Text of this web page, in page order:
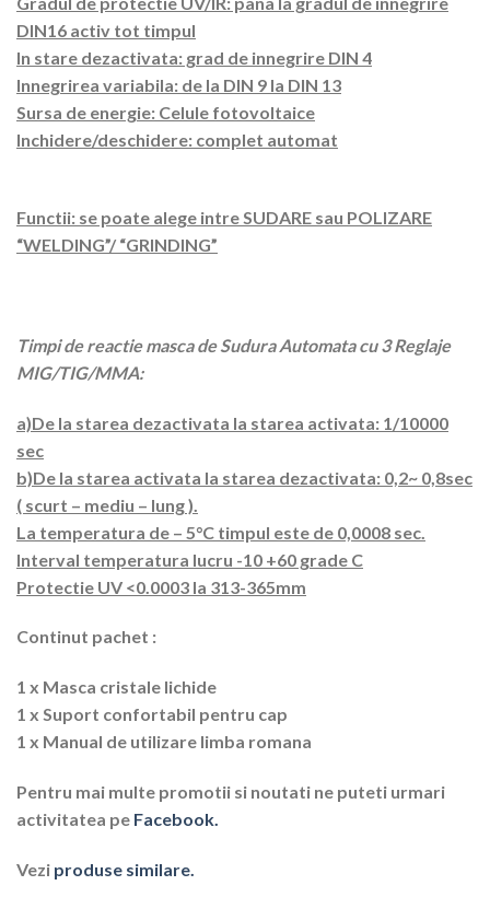
DIN16 activ tot timpul
In stare dezactivata: grad de innegrire DIN 4
Innegrirea variabila: de la DIN 9 la DIN 13
Sursa de energie: Celule fotovoltaice
Inchidere/deschidere: complet automat
Functii: se poate alege intre SUDARE sau POLIZARE
“WELDING”/ “GRINDING”
Timpi de reactie masca de Sudura Automata cu 3 Reglaje
MIG/TIG/MMA:
a)De la starea dezactivata la starea activata: 1/10000
sec
b)De la starea activata la starea dezactivata: 0,2~ 0,8sec
( scurt – mediu – lung ).
La temperatura de – 5°C timpul este de 0,0008 sec.
Interval temperatura lucru -10 +60 grade C
Protectie UV <0.0003 la 313-365mm
Continut pachet :
1 x Masca cristale lichide
1 x Suport confortabil pentru cap
1 x Manual de utilizare limba romana
Pentru mai multe promotii si noutati ne puteti urmari
activitatea pe Facebook.
Vezi produse similare.